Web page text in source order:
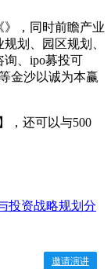
，同时前瞻产业
划、园区规划、
询、ipo募投可
金沙以诚为本赢
，还可以与500
投资战略规划分
邀请演讲